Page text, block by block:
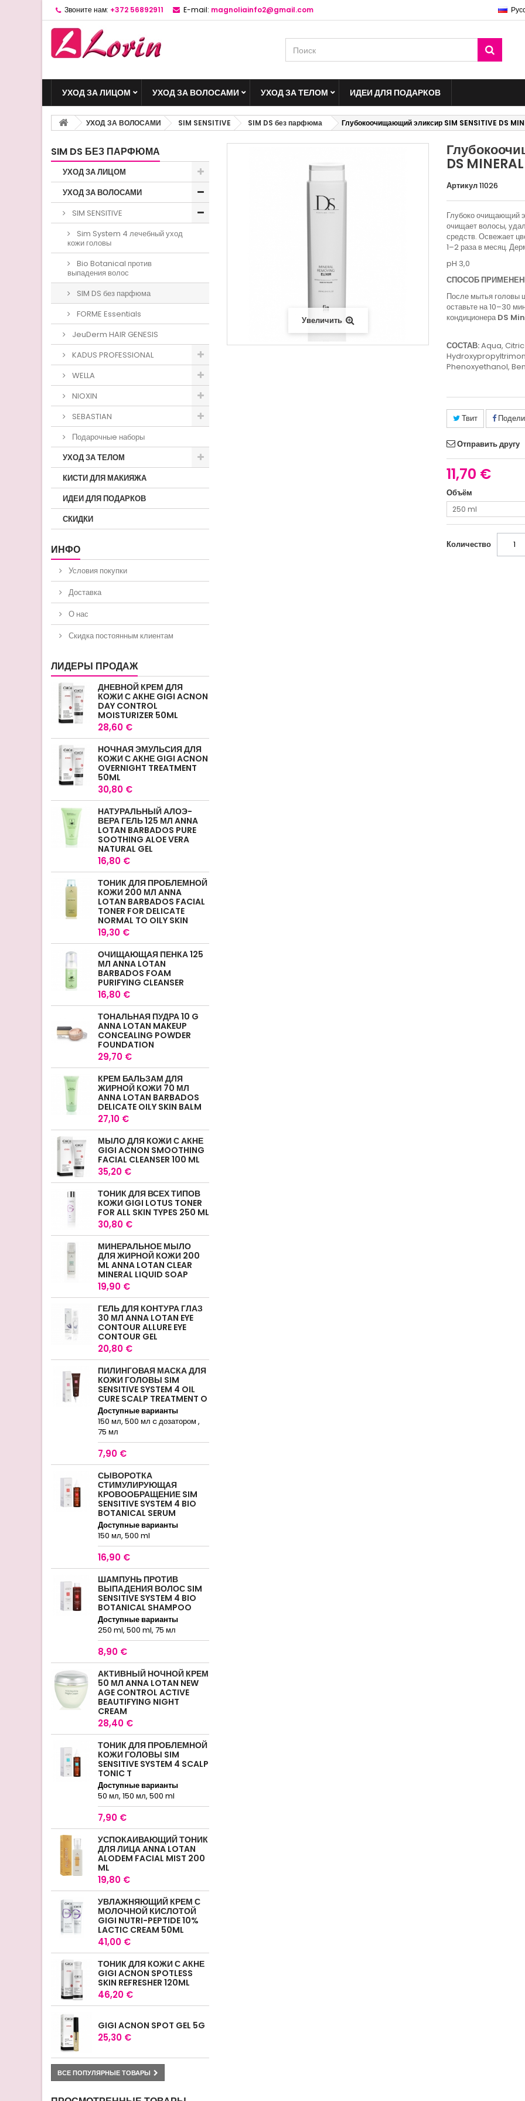
Звоните нам: +372 56892911 E-mail: magnoliainfo2@gmail.com
УХОД ЗА ЛИЦОМ УХОД ЗА ВОЛОСАМИ УХОД ЗА ТЕЛОМ ИДЕИ ДЛЯ ПОДАРКОВ
УХОД ЗА ВОЛОСАМИ SIM SENSITIVE SIM DS без парфюма Глубокоочищающий эликсир SIM SENSITIVE DS
SIM DS БЕЗ ПАРФЮМА
УХОД ЗА ЛИЦОМ
УХОД ЗА ВОЛОСАМИ
SIM SENSITIVE
Sim System 4 лечебный уход
кожи головы
Bio Botanical против
выпадения волос
SIM DS без парфюма
FORME Essentials
JeuDerm HAIR GENESIS
KADUS PROFESSIONAL
WELLA
NIOXIN
SEBASTIAN
Подарочныe наборы
УХОД ЗА ТЕЛОМ
КИСТИ ДЛЯ МАКИЯЖА
ИДЕИ ДЛЯ ПОДАРКОВ
СКИДКИ
ИНФО
Условия покупки
Доставка
О нас
Скидка постоянным клиентам
ЛИДЕРЫ ПРОДАЖ
ДНЕВНОЙ КРЕМ ДЛЯ
КОЖИ С АКНЕ GIGI ACNON
DAY CONTROL
MOISTURIZER 50ML
28,60 €
НОЧНАЯ ЭМУЛЬСИЯ ДЛЯ
КОЖИ С АКНЕ GIGI ACNON
OVERNIGHT TREATMENT
50ML
30,80 €
НАТУРАЛЬНЫЙ АЛОЭ-
ВЕРА ГЕЛЬ 125 МЛ ANNA
LOTAN BARBADOS PURE
SOOTHING ALOE VERA
NATURAL GEL
16,80 €
ТОНИК ДЛЯ ПРОБЛЕМНОЙ
КОЖИ 200 МЛ ANNA
LOTAN BARBADOS FACIAL
TONER FOR DELICATE
NORMAL TO OILY SKIN
19,30 €
ОЧИЩАЮЩАЯ ПЕНКА 125
МЛ ANNA LOTAN
BARBADOS FOAM
PURIFYING CLEANSER
16,80 €
ТОНАЛЬНАЯ ПУДРА 10 G
ANNA LOTAN MAKEUP
CONCEALING POWDER
FOUNDATION
29,70 €
КРЕМ БАЛЬЗАМ ДЛЯ
ЖИРНОЙ КОЖИ 70 МЛ
ANNA LOTAN BARBADOS
DELICATE OILY SKIN BALM
27,10 €
МЫЛО ДЛЯ КОЖИ С АКНЕ
GIGI ACNON SMOOTHING
FACIAL CLEANSER 100 ML
35,20 €
ТОНИК ДЛЯ ВСЕХ ТИПОВ
КОЖИ GIGI LOTUS TONER
FOR ALL SKIN TYPES 250 ML
30,80 €
МИНЕРАЛЬНОЕ МЫЛО
ДЛЯ ЖИРНОЙ КОЖИ 200
ML ANNA LOTAN CLEAR
MINERAL LIQUID SOAP
19,90 €
ГЕЛЬ ДЛЯ КОНТУРА ГЛАЗ
30 МЛ ANNA LOTAN EYE
CONTOUR ALLURE EYE
CONTOUR GEL
20,80 €
ПИЛИНГОВАЯ МАСКА ДЛЯ
КОЖИ ГОЛОВЫ SIM
SENSITIVE SYSTEM 4 OIL
CURE SCALP TREATMENT O
Доступные варианты
150 мл, 500 мл c дозатором ,
75 мл
7,90 €
СЫВОРОТКА
СТИМУЛИРУЮЩАЯ
КРОВООБРАЩЕНИЕ SIM
SENSITIVE SYSTEM 4 BIO
BOTANICAL SERUM
Доступные варианты
150 мл, 500 ml
16,90 €
ШАМПУНЬ ПРОТИВ
ВЫПАДЕНИЯ ВОЛОС SIM
SENSITIVE SYSTEM 4 BIO
BOTANICAL SHAMPOO
Доступные варианты
250 ml, 500 ml, 75 мл
8,90 €
АКТИВНЫЙ НОЧНОЙ КРЕМ
50 МЛ ANNA LOTAN NEW
AGE CONTROL ACTIVE
BEAUTIFYING NIGHT
CREAM
28,40 €
ТОНИК ДЛЯ ПРОБЛЕМНОЙ
КОЖИ ГОЛОВЫ SIM
SENSITIVE SYSTEM 4 SCALP
TONIC T
Доступные варианты
50 мл, 150 мл, 500 ml
7,90 €
УСПОКАИВАЮЩИЙ ТОНИК
ДЛЯ ЛИЦА ANNA LOTAN
ALODEM FACIAL MIST 200
ML
19,80 €
УВЛАЖНЯЮЩИЙ КРЕМ С
МОЛОЧНОЙ КИСЛОТОЙ
GIGI NUTRI-PEPTIDE 10%
LACTIC CREAM 50ML
41,00 €
ТОНИК ДЛЯ КОЖИ С АКНЕ
GIGI ACNON SPOTLESS
SKIN REFRESHER 120ML
46,20 €
GIGI ACNON SPOT GEL 5G
25,30 €
ВСЕ ПОПУЛЯРНЫЕ ТОВАРЫ
Увеличить
DS
Артикул11026
Глубоко очищающий
очищает волосы,
средств. Освежает
1–2 раза в месяц.
pH 3,0
СПОСОБ
После мытья головы
оставьте на 10–30
кондиционераDS
СОСТАВ:Aqua,
Phenoxyethanol,
Твит
Отправить другу
11,70 €
Объём
250 ml
Количество